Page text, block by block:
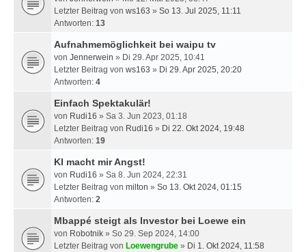
Letzter Beitrag von ws163 » So 13. Jul 2025, 11:11
Antworten: 13
Aufnahmemöglichkeit bei waipu tv
von Jennerwein » Di 29. Apr 2025, 10:41
Letzter Beitrag von ws163 » Di 29. Apr 2025, 20:20
Antworten: 4
Einfach Spektakulär!
von Rudi16 » Sa 3. Jun 2023, 01:18
Letzter Beitrag von Rudi16 » Di 22. Okt 2024, 19:48
Antworten: 19
KI macht mir Angst!
von Rudi16 » Sa 8. Jun 2024, 22:31
Letzter Beitrag von milton » So 13. Okt 2024, 01:15
Antworten: 2
Mbappé steigt als Investor bei Loewe ein
von Robotnik » So 29. Sep 2024, 14:00
Letzter Beitrag von Loewengrube » Di 1. Okt 2024, 11:58